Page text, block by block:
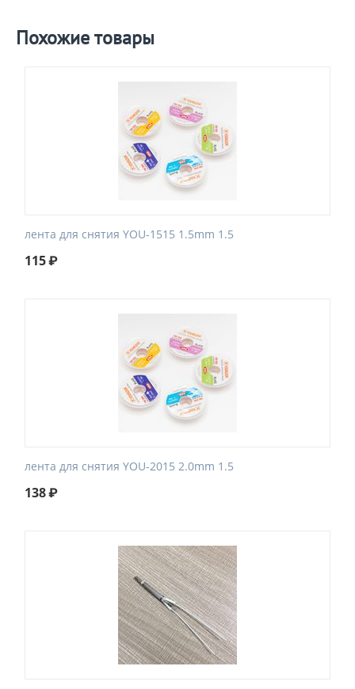
Похожие товары
лента для снятия YOU-1515 1.5mm 1.5
115₽
лента для снятия YOU-2015 2.0mm 1.5
138₽